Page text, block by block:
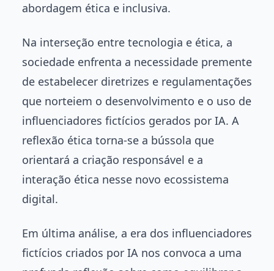
abordagem ética e inclusiva.
Na interseção entre tecnologia e ética, a
sociedade enfrenta a necessidade premente
de estabelecer diretrizes e regulamentações
que norteiem o desenvolvimento e o uso de
influenciadores fictícios gerados por IA. A
reflexão ética torna-se a bússola que
orientará a criação responsável e a
interação ética nesse novo ecossistema
digital.
Em última análise, a era dos influenciadores
fictícios criados por IA nos convoca a uma